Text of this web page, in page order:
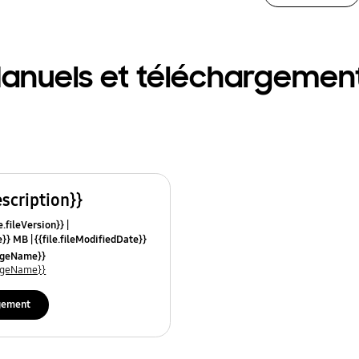
et
MB {{file.fileModifiedDate}}